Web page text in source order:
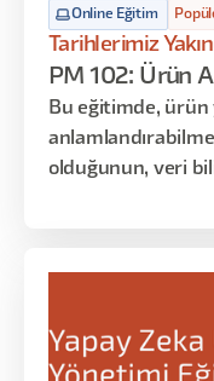
Online Eğitim
Tarihlerimiz
PM 102: Ürün
Bu eğitimde, ürün
olduğunun, veri